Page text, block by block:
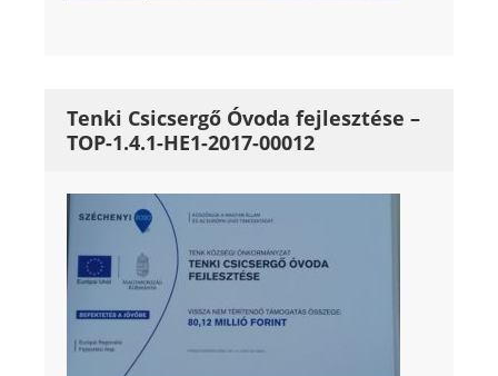
Tenki Csicsergő Óvoda fejlesztése –
TOP-1.4.1-HE1-2017-00012